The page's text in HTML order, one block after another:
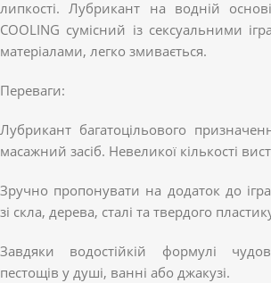
липкості. Лубрикант на водній
COOLING сумісний із сексуальними
матеріалами, легко змивається.
Переваги:
Лубрикант багатоцільового
масажний засіб. Невеликої кількості
Зручно пропонувати на додаток до
зі скла, дерева, сталі та твердого
Завдяки водостійкій формулі
пестощів у душі, ванні або джакузі.